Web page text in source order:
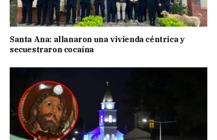
Santa Ana: allanaron una vivienda céntrica y
secuestraron cocaína